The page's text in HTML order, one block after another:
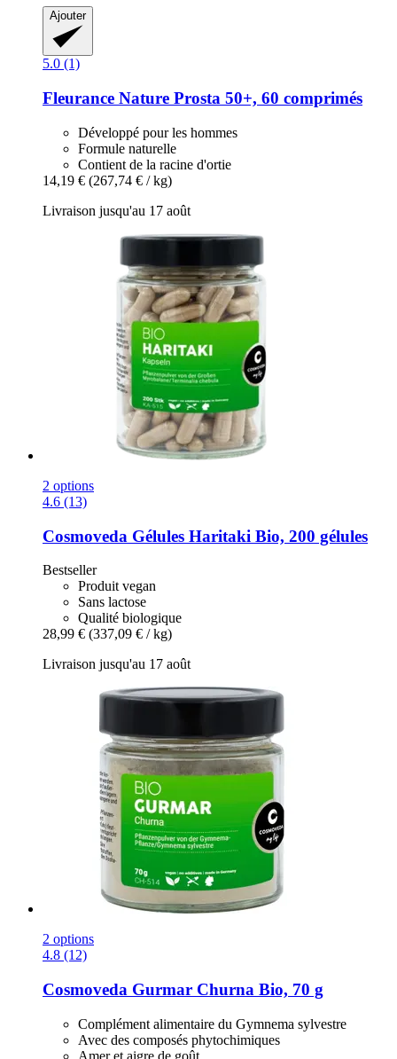
Ajouter
5.0 (1)
Fleurance Nature Prosta 50+, 60 comprimés
Développé pour les hommes
Formule naturelle
Contient de la racine d'ortie
14,19 € (267,74 € / kg)
Livraison jusqu'au 17 août
2 options
4.6 (13)
Cosmoveda Gélules Haritaki Bio, 200 gélules
Bestseller
Produit vegan
Sans lactose
Qualité biologique
28,99 € (337,09 € / kg)
Livraison jusqu'au 17 août
2 options
4.8 (12)
Cosmoveda Gurmar Churna Bio, 70 g
Complément alimentaire du Gymnema sylvestre
Avec des composés phytochimiques
Amer et aigre de goût